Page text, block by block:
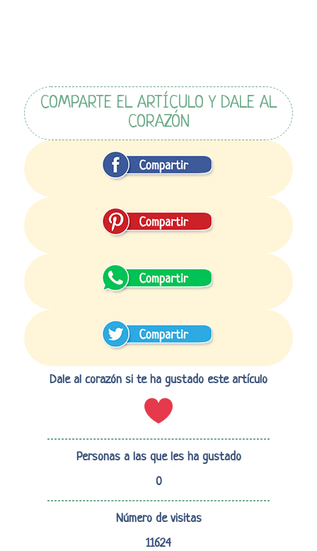
COMPARTE EL ARTÍCULO Y DALE AL
CORAZÓN
Dale al corazón si te ha gustado este artículo
Personas a las que les ha gustado
0
Número de visitas
11624